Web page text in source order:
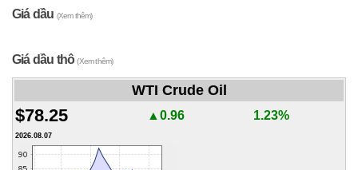
Giá dầu (Xem thêm)
Giá dầu thô(Xem thêm)
WTI Crude Oil
$78.25 ▲0.96 1.23%
2026.08.07